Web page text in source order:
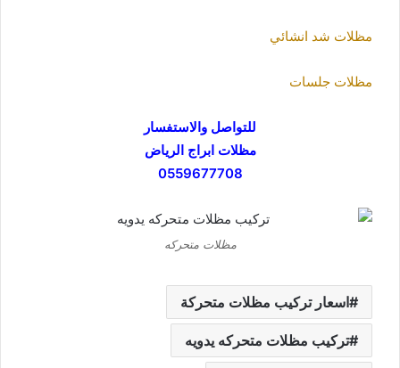
مظلات شد انشائي
مظلات جلسات
للتواصل والاستفسار
مظلات ابراج الرياض
0559677708
مظلات متحركه
اسعار تركيب مظلات متحركة
تركيب مظلات متحركه يدويه